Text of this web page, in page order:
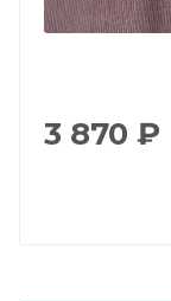
3 870 ₽